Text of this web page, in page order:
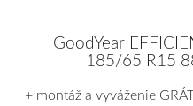
GoodYear
185/65 R15
+ montáž a vyváženie